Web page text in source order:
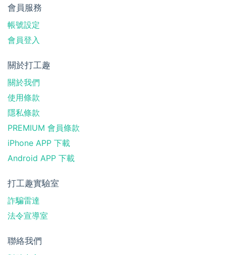
會員服務
帳號設定
會員登入
關於打工趣
關於我們
使用條款
隱私條款
PREMIUM 會員條款
iPhone APP 下載
Android APP 下載
打工趣實驗室
詐騙雷達
法令宣導室
聯絡我們